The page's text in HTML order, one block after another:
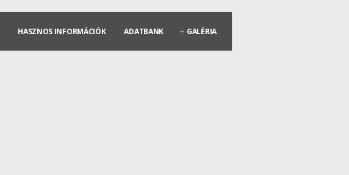
HASZNOS INFORMÁCIÓK ADATBANK GALÉRIA